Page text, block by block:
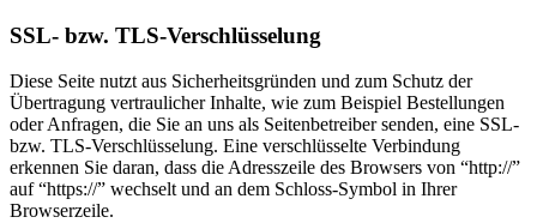
SSL- bzw. TLS-Verschlüsselung
Diese Seite nutzt aus Sicherheitsgründen und zum Schutz der
Übertragung vertraulicher Inhalte, wie zum Beispiel Bestellungen
oder Anfragen, die Sie an uns als Seitenbetreiber senden, eine SSL-
bzw. TLS-Verschlüsselung. Eine verschlüsselte Verbindung
erkennen Sie daran, dass die Adresszeile des Browsers von “http://”
auf “https://” wechselt und an dem Schloss-Symbol in Ihrer
Browserzeile.